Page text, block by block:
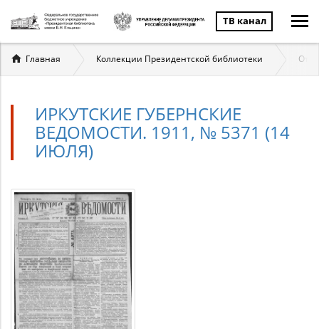
ТВ канал
Вы
здесь
Главная Коллекции Президентской библиотеки
ИРКУТСКИЕ ГУБЕРНСКИЕ
ВЕДОМОСТИ. 1911, № 5371 (14
ИЮЛЯ)